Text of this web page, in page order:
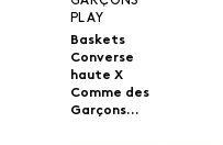
PLAY
Baskets
Converse
haute X
Comme des
Garçons...